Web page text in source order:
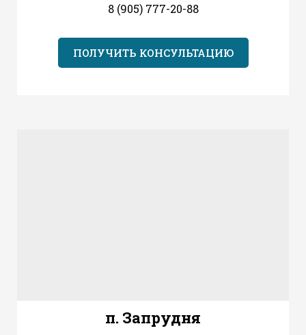
8 (905) 777-20-88
ПОЛУЧИТЬ КОНСУЛЬТАЦИЮ
п. Запрудня